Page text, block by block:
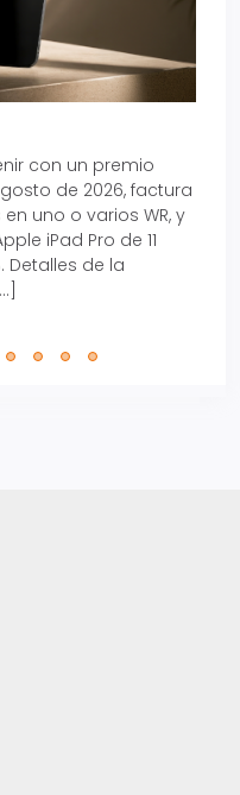
con un premio
de 2026, factura
uno o varios WR, y
iPad Pro de 11
Detalles de la